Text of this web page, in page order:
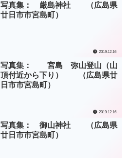
写真集： 厳島神社 （広島県
廿日市市宮島町）
2019.12.16
写真集： 宮島 弥山登山（山
頂付近から下り） （広島県廿
日市市宮島町）
2019.12.16
写真集： 御山神社 （広島県
廿日市市宮島町）